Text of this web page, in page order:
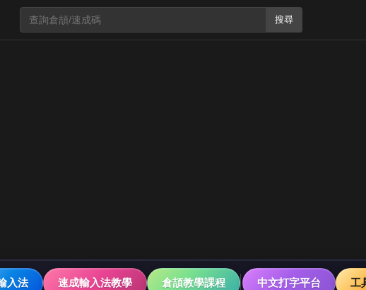
搜尋
入法 速成輸入法教學 倉頡教學課程 中文打字平台 工